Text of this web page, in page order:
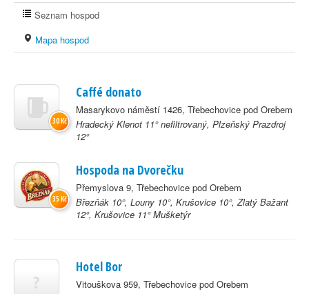
Seznam hospod
Mapa hospod
Caffé donato
Masarykovo náměstí 1426, Třebechovice pod Orebem
Hradecký Klenot 11° nefiltrovaný, Plzeňský Prazdroj
12°
30 Kč
Hospoda na Dvorečku
Přemyslova 9, Třebechovice pod Orebem
Březňák 10°, Louny 10°, Krušovice 10°, Zlatý Bažant
12°, Krušovice 11° Mušketýr
35 Kč
Hotel Bor
Vitouškova 959, Třebechovice pod Orebem
?